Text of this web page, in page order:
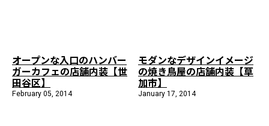
はじめての方
店舗内装工事.comの強み
施工までの流れ
オープンな入口のハンバー
ガーカフェの店舗内装【世
田谷区】
February 05, 2014
モダンなデザインイメージ
の焼き鳥屋の店舗内装【草
加市】
January 17, 2014